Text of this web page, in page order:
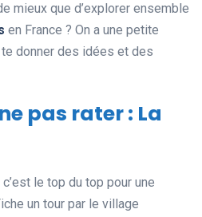
mieux que d’explorer ensemble
en France ? On a une petite
donner des idées et des
pas rater : La
c’est le top du top pour une
un tour par le village